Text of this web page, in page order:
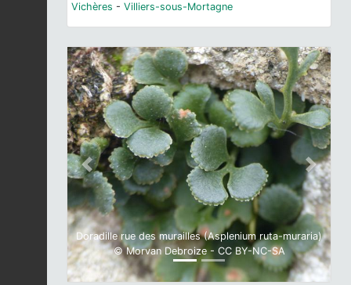
Vichères - Villiers-sous-Mortagne
Doradille rue des murailles (Asplenium ruta-muraria)
© Morvan Debroize - CC BY-NC-SA
Previous Next